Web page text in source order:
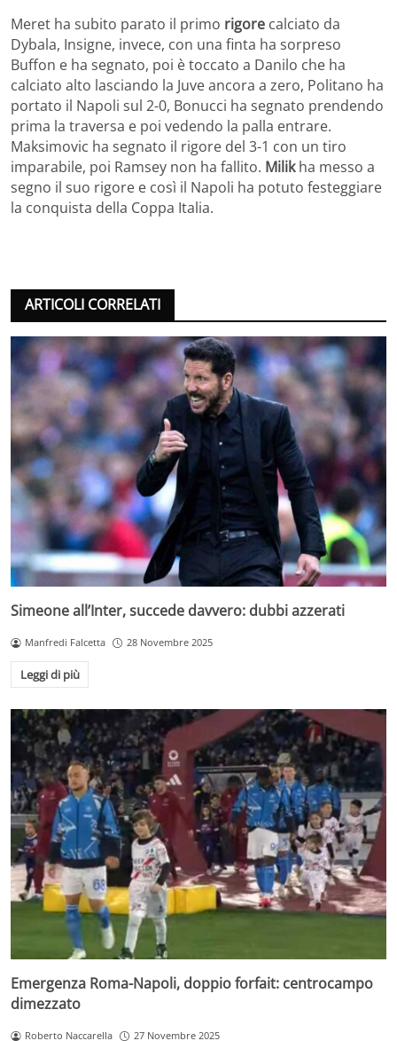
Meret ha subito parato il primo rigore calciato da
Dybala, Insigne, invece, con una finta ha sorpreso
Buffon e ha segnato, poi è toccato a Danilo che ha
calciato alto lasciando la Juve ancora a zero, Politano ha
portato il Napoli sul 2-0, Bonucci ha segnato prendendo
prima la traversa e poi vedendo la palla entrare.
Maksimovic ha segnato il rigore del 3-1 con un tiro
imparabile, poi Ramsey non ha fallito. Milikha messo a
segno il suo rigore e così il Napoli ha potuto festeggiare
la conquista della Coppa Italia.
ARTICOLI CORRELATI
Simeone all’Inter, succede davvero: dubbi azzerati
Manfredi Falcetta 28 Novembre 2025
Leggi di più
Emergenza Roma-Napoli, doppio forfait: centrocampo
dimezzato
Roberto Naccarella 27 Novembre 2025